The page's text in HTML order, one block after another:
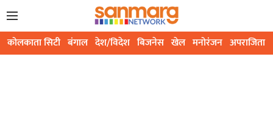
कोलकाता सिटी बंगाल देश/विदेश बिजनेस खेल मनोरंजन अपराजिता